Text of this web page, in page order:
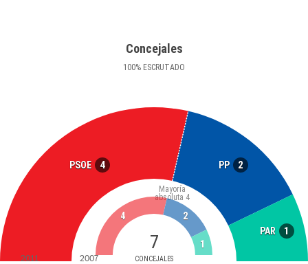
Concejales
100% ESCRUTADO
PSOE 4 PP 2
PAR 1
7
CONCEJALES
Mayoría
absoluta 4
4 2
1
2011 2007